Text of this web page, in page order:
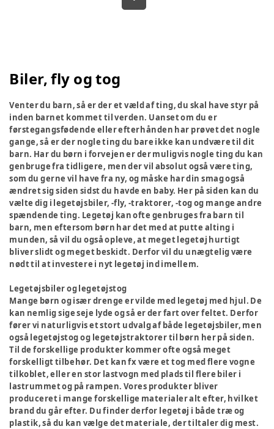
Biler, fly og tog
Venter du barn, så er der et væld af ting, du skal have styr på
inden barnet kommet til verden. Uanset om du er
førstegangsfødende eller efterhånden har prøvet det nogle
gange, så er der nogle ting du bare ikke kan undvære til dit
barn. Har du børn i forvejen er der muligvis nogle ting du kan
genbruge fra tidligere, men der vil absolut også være ting,
som du gerne vil have fra ny, og måske har din smag også
ændret sig siden sidst du havde en baby. Her på siden kan du
vælte dig i legetøjsbiler, -fly, -traktorer, -tog og mange andre
spændende ting. Legetøj kan ofte genbruges fra barn til
barn, men eftersom børn har det med at putte alting i
munden, så vil du også opleve, at meget legetøj hurtigt
bliver slidt og meget beskidt. Derfor vil du unægtelig være
nødt til at investere i nyt legetøj ind imellem.
Legetøjsbiler og legetøjstog
Mange børn og især drenge er vilde med legetøj med hjul. De
kan nemlig sige seje lyde og så er der fart over feltet. Derfor
fører vi naturligvis et stort udvalg af både legetøjsbiler, men
også legetøjstog og legetøjstraktorer til børn her på siden.
Til de forskellige produkter kommer ofte også meget
forskelligt tilbehør. Det kan fx være et tog med flere vogne
tilkoblet, eller en stor lastvogn med plads til flere biler i
lastrummet og på rampen. Vores produkter bliver
produceret i mange forskellige materialer alt efter, hvilket
brand du går efter. Du finder derfor legetøj i både træ og
plastik, så du kan vælge det materiale, der tiltaler dig mest.